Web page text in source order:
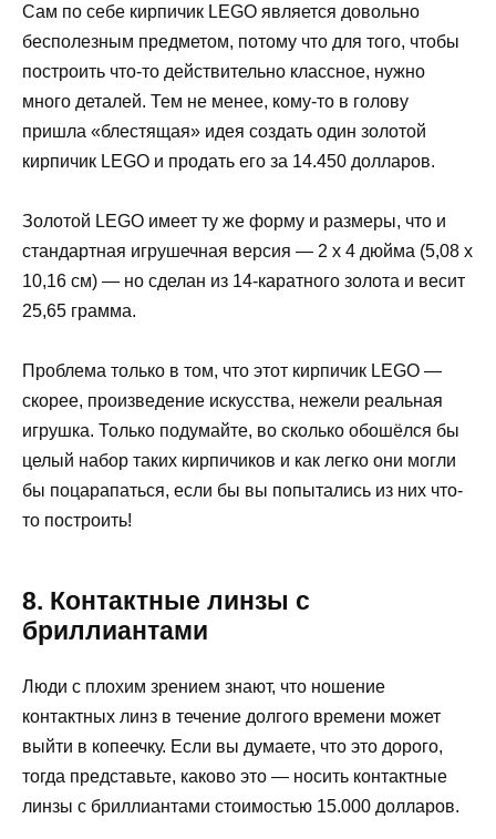
Сам по себе кирпичик LEGO является довольно
бесполезным предметом, потому что для того, чтобы
построить что-то действительно классное, нужно
много деталей. Тем не менее, кому-то в голову
пришла «блестящая» идея создать один золотой
кирпичик LEGO и продать его за 14.450 долларов.
Золотой LEGO имеет ту же форму и размеры, что и
стандартная игрушечная версия — 2 х 4 дюйма (5,08 x
10,16 см) — но сделан из 14-каратного золота и весит
25,65 грамма.
Проблема только в том, что этот кирпичик LEGO —
скорее, произведение искусства, нежели реальная
игрушка. Только подумайте, во сколько обошёлся бы
целый набор таких кирпичиков и как легко они могли
бы поцарапаться, если бы вы попытались из них что-
то построить!
8. Контактные линзы с
бриллиантами
Люди с плохим зрением знают, что ношение
контактных линз в течение долгого времени может
выйти в копеечку. Если вы думаете, что это дорого,
тогда представьте, каково это — носить контактные
линзы с бриллиантами стоимостью 15.000 долларов.